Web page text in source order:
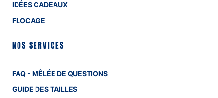
IDÉES CADEAUX
FLOCAGE
NOS SERVICES
FAQ - MÊLÉE DE QUESTIONS
GUIDE DES TAILLES